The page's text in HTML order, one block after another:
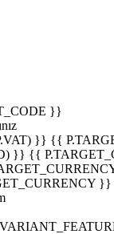
}}
}} {{
}} {{